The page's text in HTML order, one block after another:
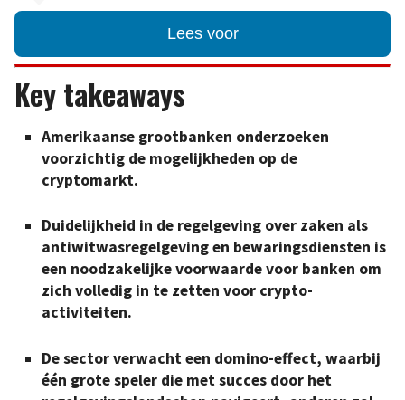
Lees voor
Key takeaways
Amerikaanse grootbanken onderzoeken
voorzichtig de mogelijkheden op de
cryptomarkt.
Duidelijkheid in de regelgeving over zaken als
antiwitwasregelgeving en bewaringsdiensten is
een noodzakelijke voorwaarde voor banken om
zich volledig in te zetten voor crypto-
activiteiten.
De sector verwacht een domino-effect, waarbij
één grote speler die met succes door het